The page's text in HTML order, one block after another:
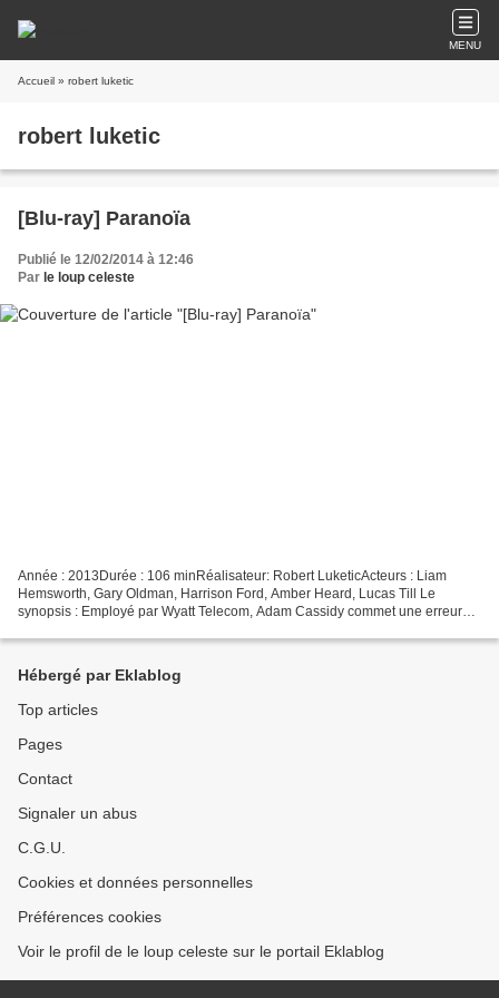
MENU
Accueil » robert luketic
robert luketic
[Blu-ray] Paranoïa
Publié le 12/02/2014 à 12:46
Par le loup celeste
Année : 2013Durée : 106 minRéalisateur: Robert LuketicActeurs : Liam
Hemsworth, Gary Oldman, Harrison Ford, Amber Heard, Lucas Till Le
synopsis : Employé par Wyatt Telecom, Adam Cassidy commet une erreur
Hébergé par Eklablog
Top articles
Pages
Contact
Signaler un abus
C.G.U.
Cookies et données personnelles
Préférences cookies
Voir le profil de le loup celeste sur le portail Eklablog